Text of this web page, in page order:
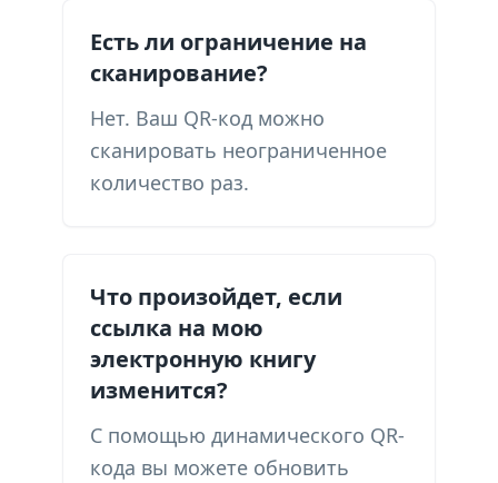
Есть ли ограничение на
сканирование?
Нет. Ваш QR-код можно
сканировать неограниченное
количество раз.
Что произойдет, если
ссылка на мою
электронную книгу
изменится?
С помощью динамического QR-
кода вы можете обновить